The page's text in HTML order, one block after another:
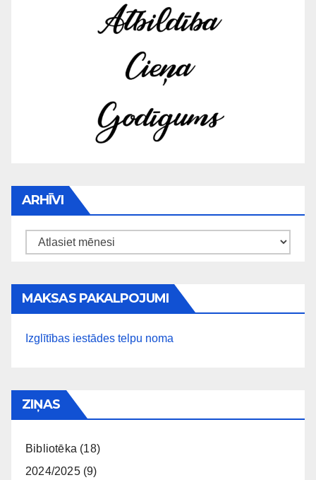
ARHĪVI
Arhīvi
MAKSAS PAKALPOJUMI
Izglītības iestādes telpu noma
ZIŅAS
Bibliotēka (18)
2024/2025(9)